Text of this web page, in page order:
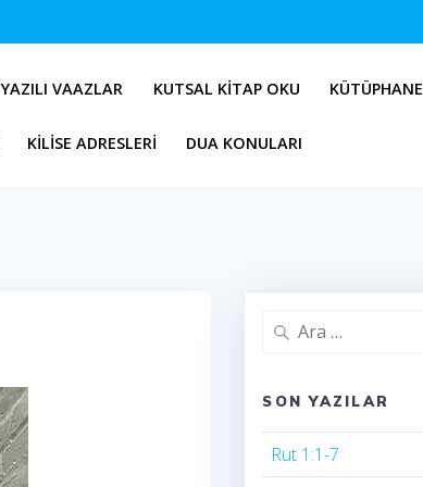
YAZILI VAAZLAR KUTSAL KITAP OKU KÜTÜPHANE
KILISE ADRESLERI DUA KONULARI
Arama:
SON YAZILAR
Rut 1:1-7